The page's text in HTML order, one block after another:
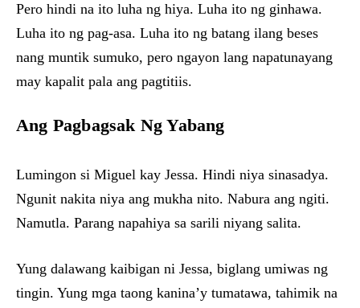
Pero hindi na ito luha ng hiya. Luha ito ng ginhawa.
Luha ito ng pag-asa. Luha ito ng batang ilang beses
nang muntik sumuko, pero ngayon lang napatunayang
may kapalit pala ang pagtitiis.
Ang Pagbagsak Ng Yabang
Lumingon si Miguel kay Jessa. Hindi niya sinasadya.
Ngunit nakita niya ang mukha nito. Nabura ang ngiti.
Namutla. Parang napahiya sa sarili niyang salita.
Yung dalawang kaibigan ni Jessa, biglang umiwas ng
tingin. Yung mga taong kanina’y tumatawa, tahimik na